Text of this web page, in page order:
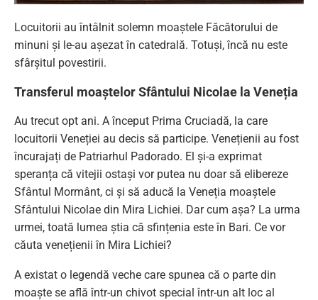
Locuitorii au întâlnit solemn moaștele Făcătorului de
minuni și le-au așezat în catedrală. Totuși, încă nu este
sfârșitul povestirii.
Transferul moaștelor Sfântului Nicolae la Veneția
Au trecut opt ani. A început Prima Cruciadă, la care
locuitorii Veneției au decis să participe. Venețienii au fost
încurajați de Patriarhul Padorado. El și-a exprimat
speranța că vitejii ostași vor putea nu doar să elibereze
Sfântul Mormânt, ci și să aducă la Veneția moaștele
Sfântului Nicolae din Mira Lichiei. Dar cum așa? La urma
urmei, toată lumea știa că sfințenia este în Bari. Ce vor
căuta venețienii în Mira Lichiei?
A existat o legendă veche care spunea că o parte din
moaște se află într-un chivot special într-un alt loc al